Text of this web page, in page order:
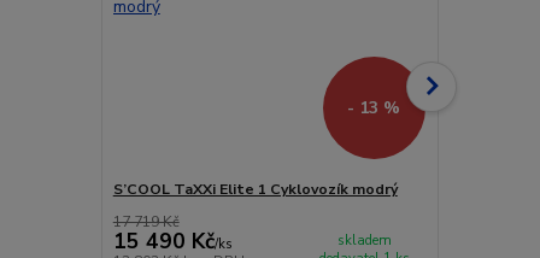
- 13 %
S’COOL TaXXi Elite 1 Cyklovozík modrý
17 719 Kč
15 490 Kč/ks
skladem